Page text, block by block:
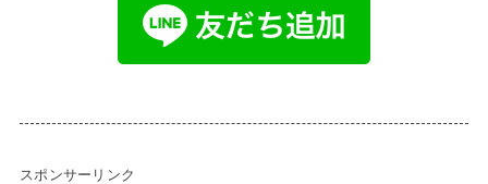
スポンサーリンク